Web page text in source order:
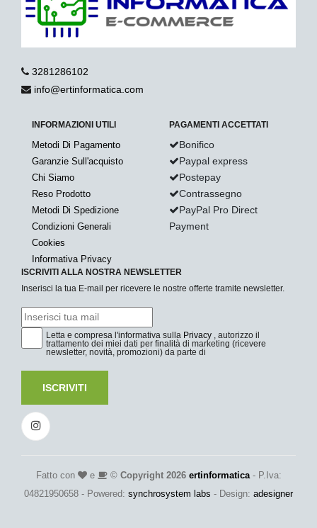
3281286102
info@ertinformatica.com
INFORMAZIONI UTILI
Metodi Di Pagamento
Garanzie Sull'acquisto
Chi Siamo
Reso Prodotto
Metodi Di Spedizione
Condizioni Generali
Cookies
Informativa Privacy
PAGAMENTI ACCETTATI
Bonifico
Paypal express
Postepay
Contrassegno
PayPal Pro Direct
Payment
ISCRIVITI ALLA NOSTRA NEWSLETTER
Inserisci la tua E-mail per ricevere le nostre offerte tramite newsletter.
Letta e compresa l'informativa sulla Privacy , autorizzo il
trattamento dei miei dati per finalità di marketing (ricevere
newsletter, novità, promozioni) da parte di
ISCRIVITI
Fatto con e © Copyright 2026 ertinformatica- P.Iva:
04821950658 - Powered: synchrosystem labs - Design: adesigner